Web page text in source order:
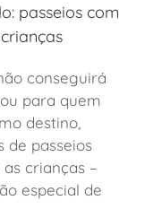
passeios com
conseguirá
para quem
destino,
de passeios
crianças –
especial de